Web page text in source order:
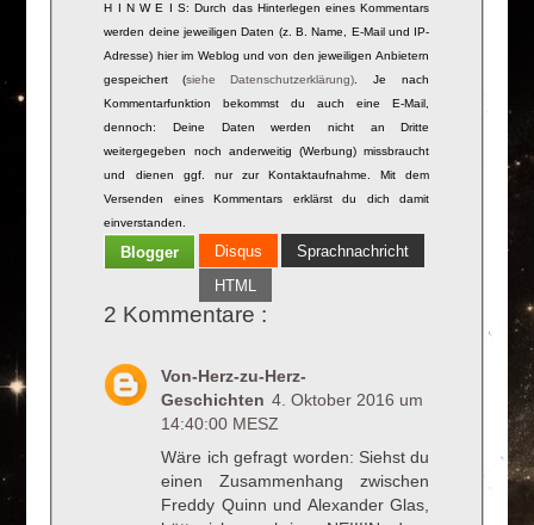
H I N W E I S: Durch das Hinterlegen eines Kommentars
werden deine jeweiligen Daten (z. B. Name, E-Mail und IP-
Adresse) hier im Weblog und von den jeweiligen Anbietern
gespeichert (siehe Datenschutzerklärung) . Je nach
Kommentarfunktion bekommst du auch eine E-Mail,
dennoch: Deine Daten werden nicht an Dritte
weitergegeben noch anderweitig (Werbung) missbraucht
und dienen ggf. nur zur Kontaktaufnahme. Mit dem
Versenden eines Kommentars erklärst du dich damit
einverstanden.
Blogger Disqus
Sprachnachricht
HTML
2 Kommentare :
Von-Herz-zu-Herz-
Geschichten 4. Oktober 2016 um
14:40:00 MESZ
Wäre ich gefragt worden: Siehst du
einen Zusammenhang zwischen
Freddy Quinn und Alexander Glas,